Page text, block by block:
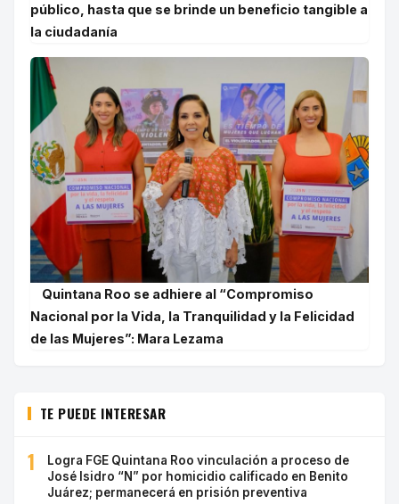
público, hasta que se brinde un beneficio tangible a
la ciudadanía
Quintana Roo se adhiere al “Compromiso
Nacional por la Vida, la Tranquilidad y la Felicidad
de las Mujeres”: Mara Lezama
TE PUEDE INTERESAR
1
Logra FGE Quintana Roo vinculación a proceso de
José Isidro “N” por homicidio calificado en Benito
Juárez; permanecerá en prisión preventiva